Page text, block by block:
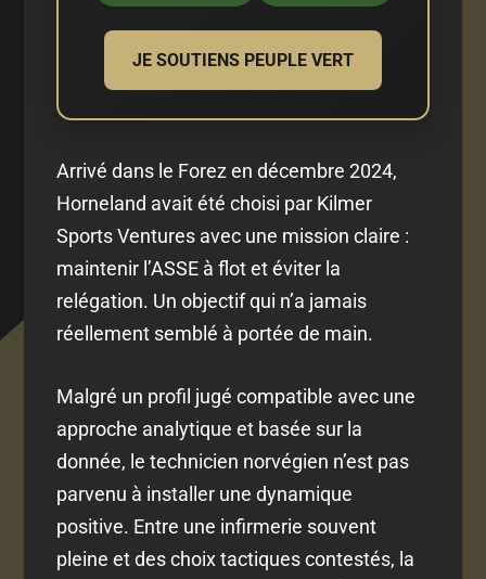
JE SOUTIENS PEUPLE VERT
Arrivé dans le Forez en décembre 2024,
Horneland avait été choisi par Kilmer
Sports Ventures avec une mission claire :
maintenir l’ASSE à flot et éviter la
relégation. Un objectif qui n’a jamais
réellement semblé à portée de main.
Malgré un profil jugé compatible avec une
approche analytique et basée sur la
donnée, le technicien norvégien n’est pas
parvenu à installer une dynamique
positive. Entre une infirmerie souvent
pleine et des choix tactiques contestés, la